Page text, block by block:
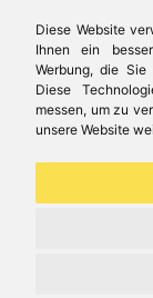
Diese Website
Ihnen ein
Werbung, die Sie
Diese
messen, um zu
unsere Website
Es gibt uns auch